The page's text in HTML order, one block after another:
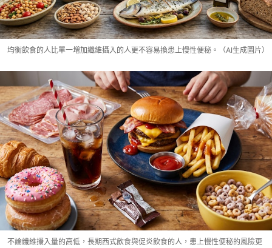
均衡飲食的人比單一增加纖維攝入的人更不容易換患上慢性便秘。（AI生成圖片）
不論纖維攝入量的高低，長期西式飲食與促炎飲食的人，患上慢性便秘的風險更